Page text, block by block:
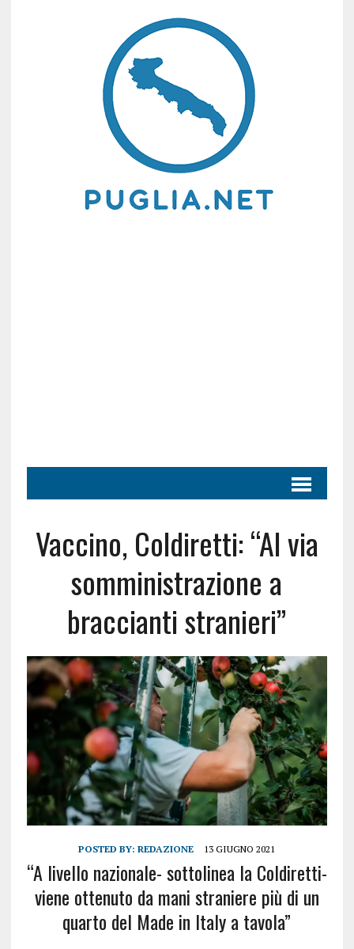
Vaccino, Coldiretti: “Al via
somministrazione a
braccianti stranieri”
POSTED BY:REDAZIONE 13 GIUGNO 2021
“A livello nazionale- sottolinea la Coldiretti-
viene ottenuto da mani straniere più di un
quarto del Made in Italy a tavola”